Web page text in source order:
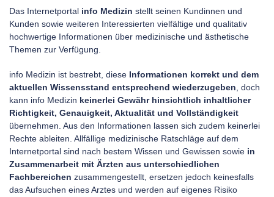
Das Internetportal info Medizin stellt seinen Kundinnen und
Kunden sowie weiteren Interessierten vielfältige und qualitativ
hochwertige Informationen über medizinische und ästhetische
Themen zur Verfügung.
info Medizin ist bestrebt, diese Informationen korrekt und dem
aktuellen Wissensstand entsprechend wiederzugeben , doch
kann info Medizin keinerlei Gewähr hinsichtlich inhaltlicher
Richtigkeit, Genauigkeit, Aktualität und Vollständigkeit
übernehmen. Aus den Informationen lassen sich zudem keinerlei
Rechte ableiten. Allfällige medizinische Ratschläge auf dem
Internetportal sind nach bestem Wissen und Gewissen sowie in
Zusammenarbeit mit Ärzten aus unterschiedlichen
Fachbereichen zusammengestellt, ersetzen jedoch keinesfalls
das Aufsuchen eines Arztes und werden auf eigenes Risiko